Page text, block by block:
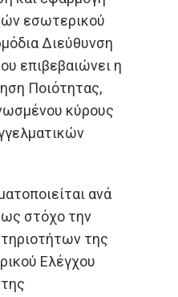
εσωτερικού
Διεύθυνση
επιβεβαιώνει η
Ποιότητας,
κύρους
ανά
ως στόχο την
της
Ελέγχου